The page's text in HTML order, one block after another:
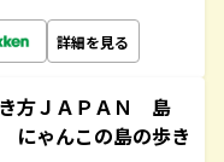
詳細を見る
方ＪＡＰＡＮ 島
ゃんこの島の歩き